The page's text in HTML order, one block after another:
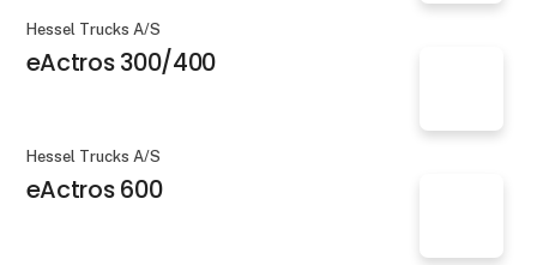
Hessel Trucks A/S
eActros 300/400
Hessel Trucks A/S
eActros 600